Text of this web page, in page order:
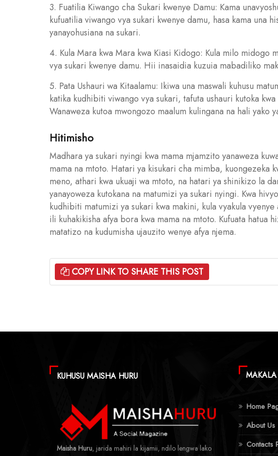
3. Fuatilia Kiwango cha Sukari kwenye Damu: Kama
kufuatilia viwango vya sukari kwenye damu, hasa kama una
yanayohusiana na sukari.
4. Kula Mara kwa Mara kwa Kiasi Kidogo: Kula milo midogo
vya sukari kwenye damu. Hii inasaidia kuzuia mabadiliko
5. Pata Ushauri wa Kitaalamu: Ikiwa una maswali kuhusu
katika kudhibiti viwango vya sukari, tafuta ushauri kutoka
Wanaweza kutoa mwongozo maalum kulingana na hali yako
Hitimisho
Madhara ya sukari nyingi kwa mama mjamzito yanaweza
mama na mtoto. Hatari ya kisukari cha mimba, kuongezeka
meno, athari kwa ukuaji wa mtoto, na hatari ya shinikizo la
yanayoweza kutokana na matumizi ya sukari nyingi. Kwa
kudhibiti matumizi ya sukari kwa makini, kula vyakula
ili kuhakikisha afya bora kwa mama na mtoto. Kufuata hatua
matatizo na kudumisha ujauzito wenye afya njema.
COPY LINK TO SHARE THIS POST
KUHUSU MAISHA HURU
Maisha Huru, jarida mahiri la kijamii, ndilo lengwa lako
Home
About Us
Contacts